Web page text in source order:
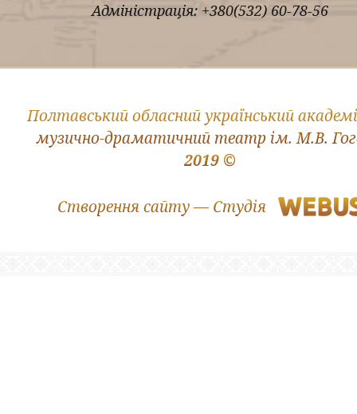
Адміністрація: +380(532) 60-78-56
2019 ©
Полтавський обласний український
музично-драматичний театр ім. М.В.
Створення сайту — Студія